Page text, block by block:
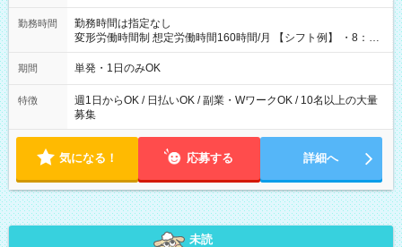
勤務時間
勤務時間は指定なし
変形労働時間制 想定労働時間160時間/月 【シフト例】 ・8：00
～21：00
期間 単発・1日のみOK
特徴
週1日からOK / 日払いOK / 副業・WワークOK / 10名以上の大量
募集
気になる！ 応募する 詳細へ
未読